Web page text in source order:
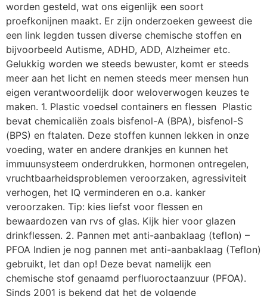
worden gesteld, wat ons eigenlijk een soort
proefkonijnen maakt. Er zijn onderzoeken geweest die
een link legden tussen diverse chemische stoffen en
bijvoorbeeld Autisme, ADHD, ADD, Alzheimer etc.
Gelukkig worden we steeds bewuster, komt er steeds
meer aan het licht en nemen steeds meer mensen hun
eigen verantwoordelijk door weloverwogen keuzes te
maken. 1. Plastic voedsel containers en flessen Plastic
bevat chemicaliën zoals bisfenol-A (BPA), bisfenol-S
(BPS) en ftalaten. Deze stoffen kunnen lekken in onze
voeding, water en andere drankjes en kunnen het
immuunsysteem onderdrukken, hormonen ontregelen,
vruchtbaarheidsproblemen veroorzaken, agressiviteit
verhogen, het IQ verminderen en o.a. kanker
veroorzaken. Tip: kies liefst voor flessen en
bewaardozen van rvs of glas. Kijk hier voor glazen
drinkflessen. 2. Pannen met anti-aanbaklaag (teflon) –
PFOA Indien je nog pannen met anti-aanbaklaag (Teflon)
gebruikt, let dan op! Deze bevat namelijk een
chemische stof genaamd perfluoroctaanzuur (PFOA).
Sinds 2001 is bekend dat het de volgende